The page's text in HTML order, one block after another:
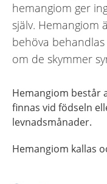
hemangiom ger
själv. Hemangiom
behöva
om de skymmer
Hemangiom består
finnas vid födseln
levnadsmånader.
Hemangiom kallas